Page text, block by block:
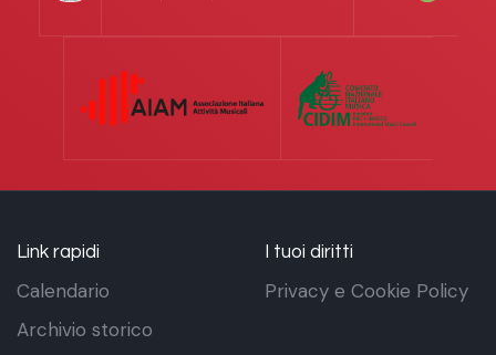
Link rapidi
Calendario
Archivio storico
I tuoi diritti
Privacy e Cookie Policy